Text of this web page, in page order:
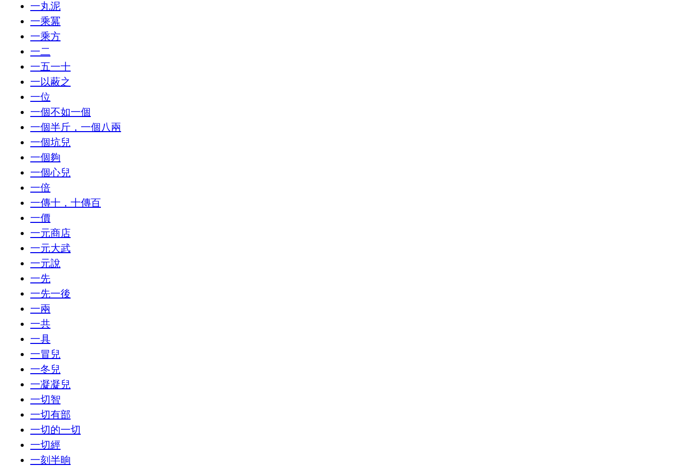
一丸泥
一乘冪
一乘方
一二
一五一十
一以蔽之
一位
一個不如一個
一個半斤，一個八兩
一個坑兒
一個夠
一個心兒
一倍
一傳十，十傳百
一價
一元商店
一元大武
一元說
一先
一先一後
一兩
一共
一具
一冒兒
一冬兒
一凝凝兒
一切智
一切有部
一切的一切
一切經
一刻半晌